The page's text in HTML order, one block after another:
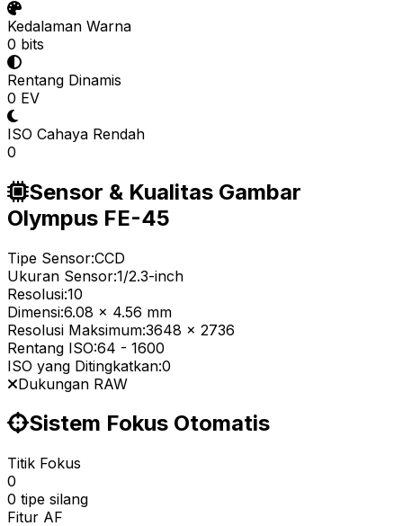
Kedalaman Warna
0 bits
Rentang Dinamis
0 EV
ISO Cahaya Rendah
0
Sensor & Kualitas Gambar
Olympus FE-45
Tipe Sensor:CCD
Ukuran Sensor:1/2.3-inch
Resolusi:10
Dimensi:6.08 x 4.56 mm
Resolusi Maksimum:3648 x 2736
Rentang ISO:64 - 1600
ISO yang Ditingkatkan:0
Dukungan RAW
Sistem Fokus Otomatis
Titik Fokus
0
0 tipe silang
Fitur AF